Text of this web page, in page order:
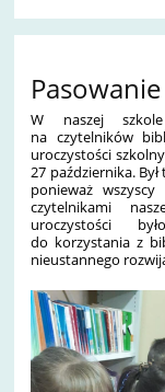
W naszej
na czytelników
uroczystości
27 października.
ponieważ
czytelnikami
uroczystości
do korzystania z
nieustannego